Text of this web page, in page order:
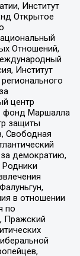
Институт
Открытое
Отношений,
Институт
центр
фонд Маршалла
защиты
Свободная
демократию,
в отношении
по
Пражский